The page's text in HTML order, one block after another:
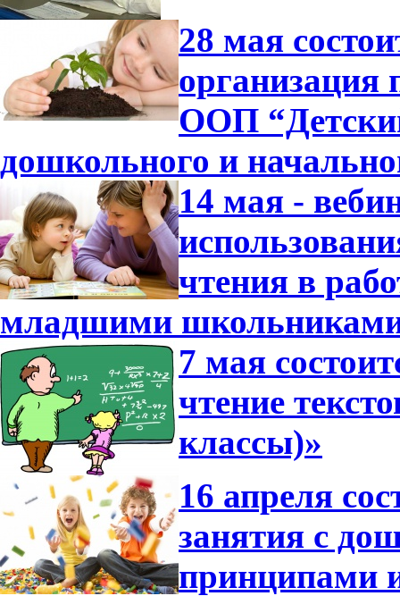
28 мая
организация
ООП
дошкольного и
14 мая -
чтения в
младшими
7 мая
чтение
классы)»
16 апреля
занятия с
принципами